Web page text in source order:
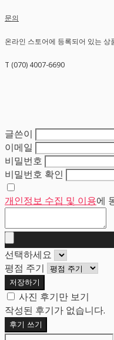
문의
온라인 스토어에 등록되어 있는
T (070) 4007-6690
글쓴이
이메일
비밀번호
비밀번호 확인
개인정보 수집 및 이용에
선택하세요
평점 주기
저장하기
사진 후기만 보기
작성된 후기가 없습니다.
후기 쓰기